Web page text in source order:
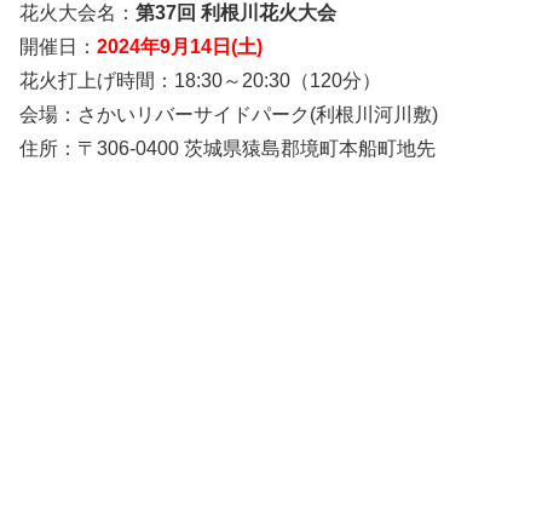
花火大会名： 第37回 利根川花火大会
開催日： 2024年9月14日(土)
花火打上げ時間：18:30～20:30（120分）
会場：さかいリバーサイドパーク(利根川河川敷)
住所：〒306-0400 茨城県猿島郡境町本船町地先